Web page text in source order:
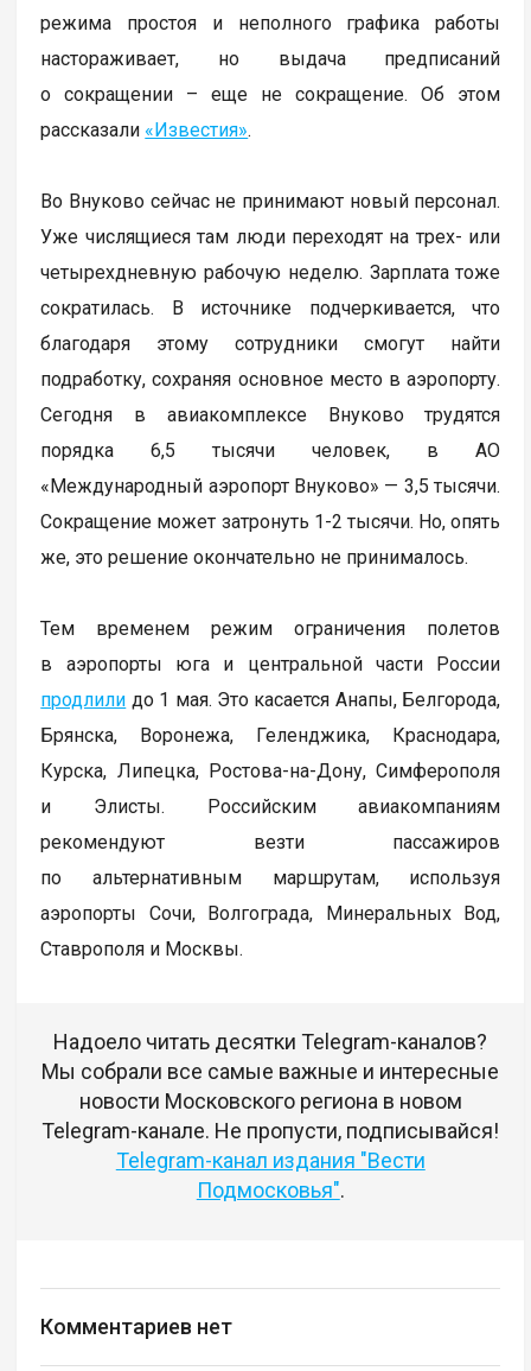
режима простоя и неполного графика работы
настораживает, но выдача предписаний
о сокращении – еще не сокращение. Об этом
рассказали «Известия».
Во Внуково сейчас не принимают новый персонал.
Уже числящиеся там люди переходят на трех- или
четырехдневную рабочую неделю. Зарплата тоже
сократилась. В источнике подчеркивается, что
благодаря этому сотрудники смогут найти
подработку, сохраняя основное место в аэропорту.
Сегодня в авиакомплексе Внуково трудятся
порядка 6,5 тысячи человек, в АО
«Международный аэропорт Внуково» — 3,5 тысячи.
Сокращение может затронуть 1-2 тысячи. Но, опять
же, это решение окончательно не принималось.
Тем временем режим ограничения полетов
в аэропорты юга и центральной части России
продлили до 1 мая. Это касается Анапы, Белгорода,
Брянска, Воронежа, Геленджика, Краснодара,
Курска, Липецка, Ростова-на-Дону, Симферополя
и Элисты. Российским авиакомпаниям
рекомендуют везти пассажиров
по альтернативным маршрутам, используя
аэропорты Сочи, Волгограда, Минеральных Вод,
Ставрополя и Москвы.
Надоело читать десятки Telegram-каналов?
Мы собрали все самые важные и интересные
новости Московского региона в новом
Telegram-канале. Не пропусти, подписывайся!
Telegram-канал издания "Вести
Подмосковья".
Комментариев нет